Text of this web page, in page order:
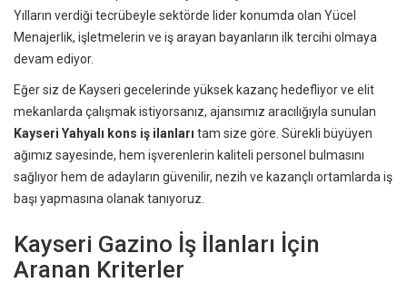
Yılların verdiği tecrübeyle sektörde lider konumda olan Yücel
Menajerlik, işletmelerin ve iş arayan bayanların ilk tercihi olmaya
devam ediyor.
Eğer siz de Kayseri gecelerinde yüksek kazanç hedefliyor ve elit
mekanlarda çalışmak istiyorsanız, ajansımız aracılığıyla sunulan
Kayseri Yahyalı kons iş ilanları tam size göre. Sürekli büyüyen
ağımız sayesinde, hem işverenlerin kaliteli personel bulmasını
sağlıyor hem de adayların güvenilir, nezih ve kazançlı ortamlarda iş
başı yapmasına olanak tanıyoruz.
Kayseri Gazino İş İlanları İçin
Aranan Kriterler